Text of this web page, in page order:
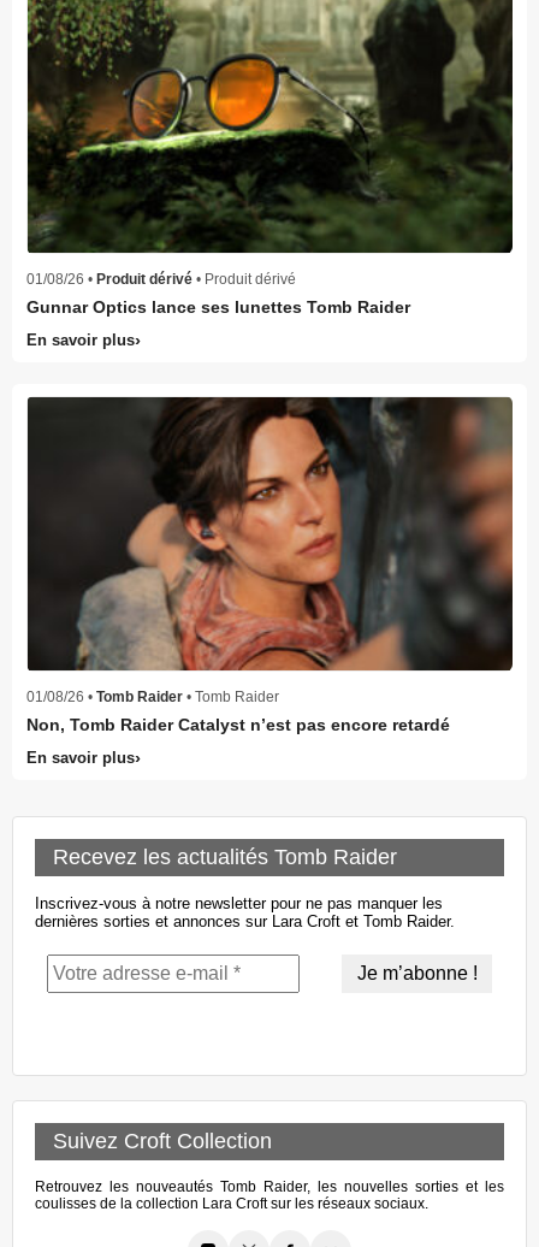
01/08/26 • Produit dérivé • Produit dérivé
Gunnar Optics lance ses lunettes Tomb Raider
En savoir plus
01/08/26 • Tomb Raider • Tomb Raider
Non, Tomb Raider Catalyst n’est pas encore retardé
En savoir plus
Recevez les actualités Tomb Raider
Inscrivez-vous à notre newsletter pour ne pas manquer les
dernières sorties et annonces sur Lara Croft et Tomb Raider.
Suivez Croft Collection
Retrouvez les nouveautés Tomb Raider, les nouvelles sorties et les
coulisses de la collection Lara Croft sur les réseaux sociaux.